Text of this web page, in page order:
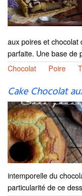
aux poires et
parfaite. Une base de
Chocolat
Poire
Cake Chocolat
intemporelle du
particularité de ce